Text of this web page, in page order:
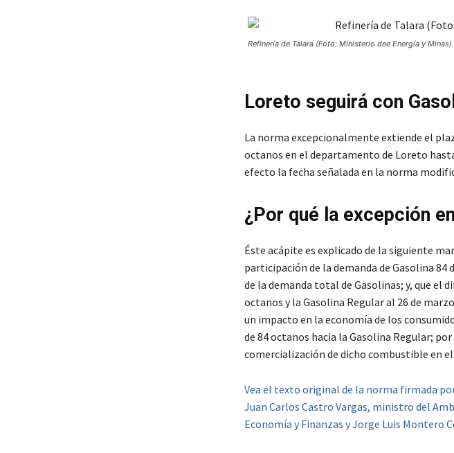
Refinería de Talara (Foto: Ministerio dee Energía y Minas).
Loreto seguirá con
La norma excepcionalmente extiende el
octanos en el departamento de Loreto
efecto la fecha señalada en la norma
¿Por qué la excepción
Éste acápite es explicado de la siguiente
participación de la demanda de Gasolina
de la demanda total de Gasolinas; y, que el
octanos y la Gasolina Regular al 26 de
un impacto en la economía de los
de 84 octanos hacia la Gasolina Regular;
comercialización de dicho combustible en
Vea el texto original de la norma firmada
Juan Carlos Castro Vargas, ministro del
Economía y Finanzas y Jorge Luis Montero